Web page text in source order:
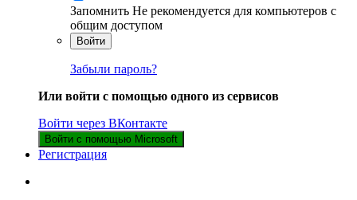
Запомнить Не рекомендуется для компьютеров с
общим доступом
Войти
Забыли пароль?
Или войти с помощью одного из сервисов
Войти через ВКонтакте
Войти с помощью Microsoft
Регистрация